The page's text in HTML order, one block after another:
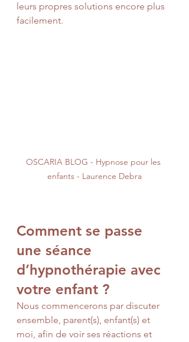
leurs propres solutions encore plus
facilement.
OSCARIA BLOG - Hypnose pour les
enfants - Laurence Debra
Comment se passe
une séance
d’hypnothérapie avec
votre enfant ?
Nous commencerons par discuter
ensemble, parent(s), enfant(s) et
moi, afin de voir ses réactions et